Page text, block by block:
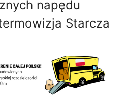
napędu
Starcza